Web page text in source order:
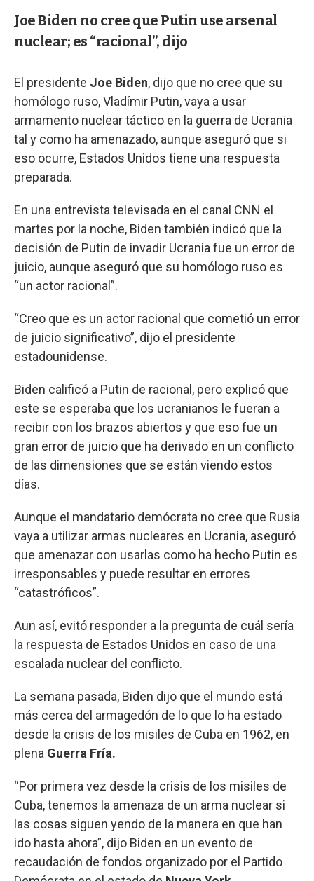
Joe Biden no cree que Putin use arsenal
nuclear; es “racional”, dijo
El presidente Joe Biden, dijo que no cree que su
homólogo ruso, Vladímir Putin, vaya a usar
armamento nuclear táctico en la guerra de Ucrania
tal y como ha amenazado, aunque aseguró que si
eso ocurre, Estados Unidos tiene una respuesta
preparada.
En una entrevista televisada en el canal CNN el
martes por la noche, Biden también indicó que la
decisión de Putin de invadir Ucrania fue un error de
juicio, aunque aseguró que su homólogo ruso es
“un actor racional”.
“Creo que es un actor racional que cometió un error
de juicio significativo”, dijo el presidente
estadounidense.
Biden calificó a Putin de racional, pero explicó que
este se esperaba que los ucranianos le fueran a
recibir con los brazos abiertos y que eso fue un
gran error de juicio que ha derivado en un conflicto
de las dimensiones que se están viendo estos
días.
Aunque el mandatario demócrata no cree que Rusia
vaya a utilizar armas nucleares en Ucrania, aseguró
que amenazar con usarlas como ha hecho Putin es
irresponsables y puede resultar en errores
“catastróficos”.
Aun así, evitó responder a la pregunta de cuál sería
la respuesta de Estados Unidos en caso de una
escalada nuclear del conflicto.
La semana pasada, Biden dijo que el mundo está
más cerca del armagedón de lo que lo ha estado
desde la crisis de los misiles de Cuba en 1962, en
plena Guerra Fría.
“Por primera vez desde la crisis de los misiles de
Cuba, tenemos la amenaza de un arma nuclear si
las cosas siguen yendo de la manera en que han
ido hasta ahora”, dijo Biden en un evento de
recaudación de fondos organizado por el Partido